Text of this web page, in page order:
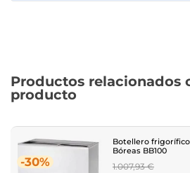
Productos relacionados
producto
-30%
Botellero
Bóreas BB100
Regular
1.007,93 €